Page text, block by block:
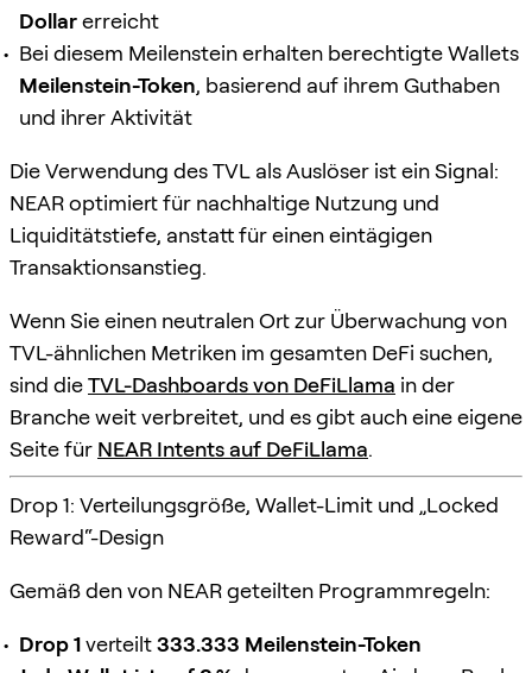
Dollarerreicht
Bei diesem Meilenstein erhalten berechtigte Wallets
Meilenstein-Token, basierend auf ihrem Guthaben
und ihrer Aktivität
Die Verwendung des TVL als Auslöser ist ein Signal:
NEAR optimiert für nachhaltige Nutzung und
Liquiditätstiefe, anstatt für einen eintägigen
Transaktionsanstieg.
Wenn Sie einen neutralen Ort zur Überwachung von
TVL-ähnlichen Metriken im gesamten DeFi suchen,
sind dieTVL-Dashboards von DeFiLlama in der
Branche weit verbreitet, und es gibt auch eine eigene
Seite für NEAR Intents auf DeFiLlama.
Drop 1: Verteilungsgröße, Wallet-Limit und „Locked
Reward“-Design
Gemäß den von NEAR geteilten Programmregeln:
Drop 1verteilt333.333 Meilenstein-Token